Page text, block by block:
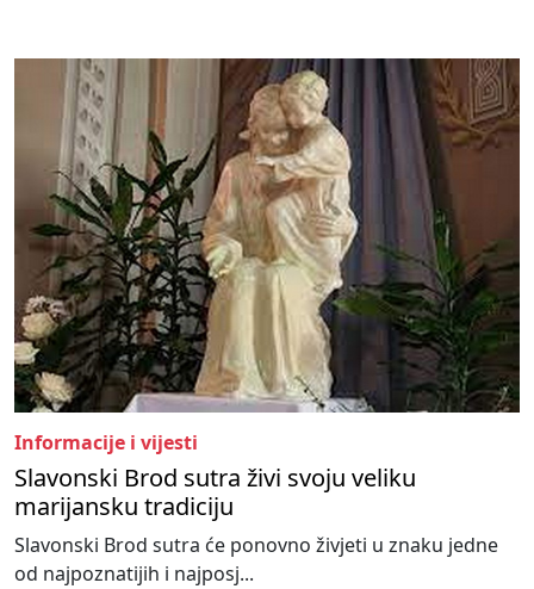
Informacije i vijesti
Slavonski Brod sutra živi svoju veliku
marijansku tradiciju
Slavonski Brod sutra će ponovno živjeti u znaku jedne
od najpoznatijih i najposj...